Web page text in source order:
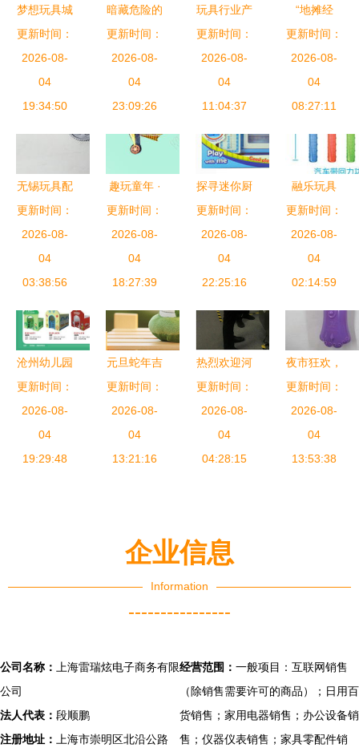
梦想玩具城
孩子们的童
年梦想工厂
更新时间：
2026-08-
04
19:34:50
暗藏危险的
「趣味玩
具」 2小时
热销300多
个，谁在埋
更新时间：
2026-08-
04
23:09:26
玩具行业产
业链的销售
棋局 数字
化营销与全
渠道布局
更新时间：
2026-08-
04
11:04:37
“地摊经
济”最火的
几种小摊
玩具销售日
入两千的秘
更新时间：
2026-08-
04
08:27:11
无锡玩具配
件直销特卖
打造玩具销
售新亮点
更新时间：
2026-08-
04
03:38:56
趣玩童年 ·
义乌市富昌
风筝厂益智
玩具推荐 |
带娃必入清
更新时间：
2026-08-
04
18:27:39
探寻迷你厨
房芭比批发
价格 厂家
直销与外玩
具商城渠道
更新时间：
2026-08-
04
22:25:16
融乐玩具
2012新品
新奇特米奇
泡泡棒，点
亮童心创意
更新时间：
2026-08-
04
02:14:59
沧州幼儿园
玩具热潮
活动区角娃
娃家促销引
爆玩具销售
更新时间：
2026-08-
04
19:29:48
元旦蛇年吉
祥物引爆市
场，玩具销
售迎来年度
高潮
更新时间：
2026-08-
04
13:21:16
热烈欢迎河
南省邓州市
家乡领导莅
临善安公司
参观指导工
更新时间：
2026-08-
04
04:28:15
夜市狂欢，
清仓特惠！
大象音乐旋
转电动闪光
风车，点亮
更新时间：
2026-08-
04
13:53:38
企业信息
Information
----------------
公司名称：
上海雷瑞炫电子商务有限
公司
法人代表： 段顺鹏
注册地址：
上海市崇明区北沿公路
经营范围： 一般项目：互联网销售
（除销售需要许可的商品）；日用百
货销售；家用电器销售；办公设备销
售；仪器仪表销售；家具零配件销